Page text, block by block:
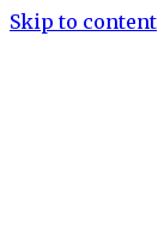
Skip to content